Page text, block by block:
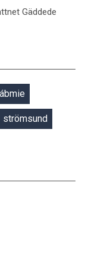
Gäddede
strömsund